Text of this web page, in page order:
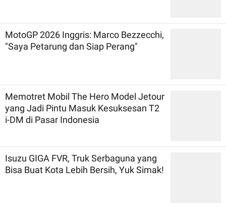
MotoGP 2026 Inggris: Marco Bezzecchi,
"Saya Petarung dan Siap Perang"
Memotret Mobil The Hero Model Jetour
yang Jadi Pintu Masuk Kesuksesan T2
i-DM di Pasar Indonesia
Isuzu GIGA FVR, Truk Serbaguna yang
Bisa Buat Kota Lebih Bersih, Yuk Simak!